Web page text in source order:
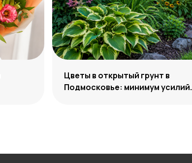
Цветы в открытый грунт в
Подмосковье: минимум усилий,